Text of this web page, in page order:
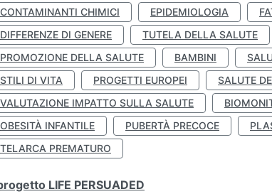
CONTAMINANTI CHIMICI EPIDEMIOLOGIA
DIFFERENZE DI GENERE
TUTELA DELLA SALUTE
PROMOZIONE DELLA SALUTE
BAMBINI
STILI DI VITA
PROGETTI EUROPEI SALUTE
VALUTAZIONE IMPATTO SULLA SALUTE
OBESITÀ INFANTILE
PUBERTÀ PRECOCE
TELARCA PREMATURO
LIFE PERSUADED